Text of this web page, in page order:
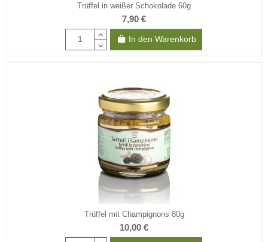
Trüffel in weißer Schokolade 60g
7,90 €
In den Warenkorb
Trüffel mit Champignons 80g
10,00 €